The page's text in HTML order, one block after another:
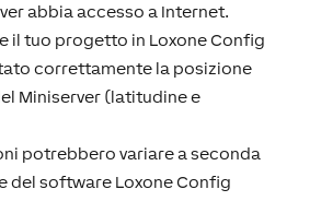
abbia accesso a Internet.
il tuo progetto in Loxone Config
correttamente la posizione
Miniserver (latitudine e
potrebbero variare a seconda
del software Loxone Config